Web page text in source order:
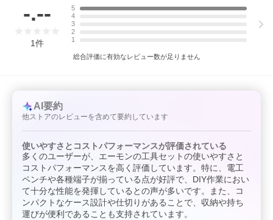
3362
◆小さな端子が取り出し易い底面R形状
◆収納・整理に便利な透明ケース
◆フタに便利なスケール付き(15cm目盛り(目安))
▼ギボシ端子・平型端子(250型)
クワ型端子(φ6)・丸型端子(φ8)
・DC12V車200W以下/DC24V車400W以下
・AV(S)0.5〜2sq
▼配線コネクター(赤)
・DC12V車110W以下/DC24V車220W以下
・AV(S)0.5〜0.85sq
-.--
1件
5
4
3
2
1
総合評価に有効なレビュー数が足りません
AI要約
他ストアのレビューを含めて要約しています
使いやすさとコストパフォーマンスが評価されている
多くのユーザーが、エーモンの工具セットの使いやすさと
コストパフォーマンスを高く評価しています。特に、電工
ペンチや各種端子が揃っている点が好評で、DIY作業におい
て十分な性能を発揮しているとの声が多いです。また、コ
ンパクトなケース設計や仕切りがあることで、収納や持ち
運びが便利であることも支持されています。